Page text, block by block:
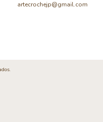
artecrochejp@gmail.com